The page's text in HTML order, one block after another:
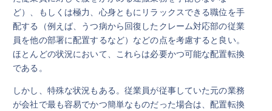
ど）、もしくは極力、心身ともにリラックスできる職位を手
配する（例えば、うつ病から回復したクレーム対応部の従業
員を他の部署に配置するなど）などの点を考慮すると良い。
ほとんどの状況において、これらは必要かつ可能な配置転換
である。
しかし、特殊な状況もある。従業員が従事していた元の業務
が会社で最も容易でかつ簡単なものだった場合は、配置転換